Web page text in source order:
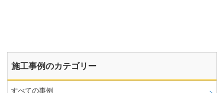
施工事例のカテゴリー
すべての事例